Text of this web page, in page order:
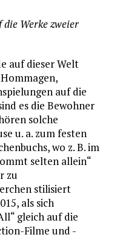
Werke zweier
auf dieser Welt
auf die
es die Bewohner
solche
u. a. zum festen
wo z. B. im
selten allein“
zu
stilisiert
als sich
gleich auf die
Filme und -